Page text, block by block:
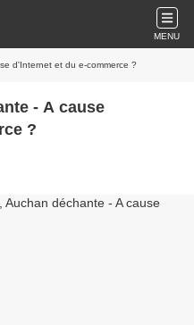
MENU
d'Internet et du e-commerce ?
- A cause
?